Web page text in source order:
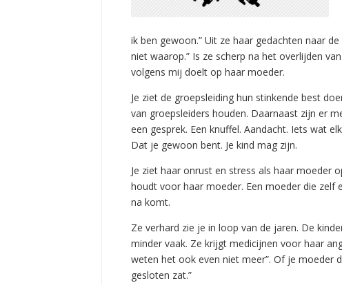
ik ben gewoon.” Uit ze haar gedachten naar
niet waarop.” Is ze scherp na het overlijden
volgens mij doelt op haar moeder.
Je ziet de groepsleiding hun stinkende best
van groepsleiders houden. Daarnaast zijn er
een gesprek. Een knuffel. Aandacht. Iets wat
Dat je gewoon bent. Je kind mag zijn.
Je ziet haar onrust en stress als haar moeder
houdt voor haar moeder. Een moeder die zelf
na komt.
Ze verhard zie je in loop van de jaren. De
minder vaak. Ze krijgt medicijnen voor haar
weten het ook even niet meer”. Of je moeder
gesloten zat.”